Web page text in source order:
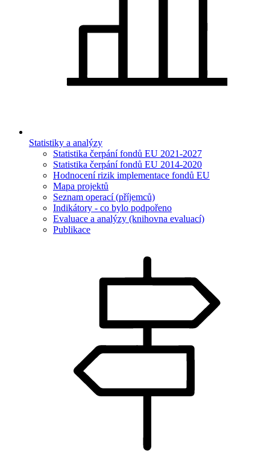
Statistiky a analýzy
Statistika čerpání fondů EU 2021-2027
Statistika čerpání fondů EU 2014-2020
Hodnocení rizik implementace fondů EU
Mapa projektů
Seznam operací (příjemců)
Indikátory - co bylo podpořeno
Evaluace a analýzy (knihovna evaluací)
Publikace